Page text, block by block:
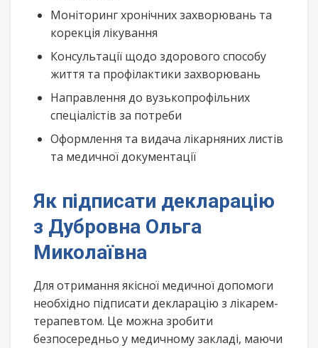
Моніторинг хронічних захворювань та
корекція лікування
Консультації щодо здорового способу
життя та профілактики захворювань
Направлення до вузькопрофільних
спеціалістів за потреби
Оформлення та видача лікарняних листів
та медичної документації
Як підписати декларацію
з Дубровна Ольга
Миколаївна
Для отримання якісної медичної допомоги
необхідно підписати декларацію з лікарем-
терапевтом. Це можна зробити
безпосередньо у медичному закладі, маючи